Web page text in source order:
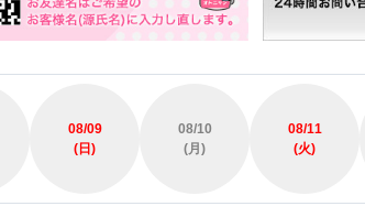
08/09
(日)
08/10
(月)
08/11
(火)